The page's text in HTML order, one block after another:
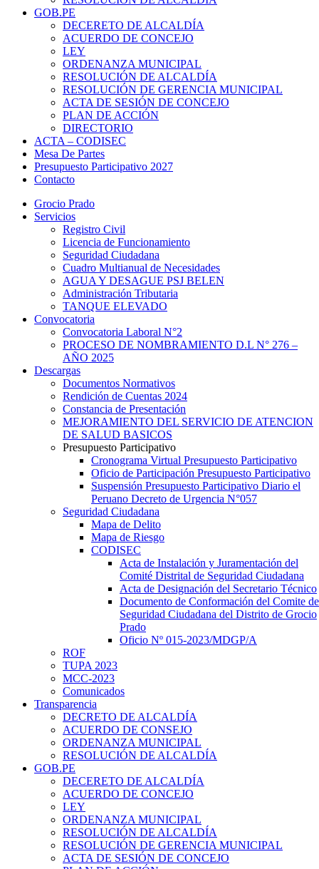
GOB.PE
DECERETO DE ALCALDÍA
ACUERDO DE CONCEJO
LEY
ORDENANZA MUNICIPAL
RESOLUCIÓN DE ALCALDÍA
RESOLUCIÓN DE GERENCIA MUNICIPAL
ACTA DE SESIÓN DE CONCEJO
PLAN DE ACCIÓN
DIRECTORIO
ACTA – CODISEC
Mesa De Partes
Presupuesto Participativo 2027
Contacto
Grocio Prado
Servicios
Registro Civil
Licencia de Funcionamiento
Seguridad Ciudadana
Cuadro Multianual de Necesidades
AGUA Y DESAGUE PSJ BELEN
Administración Tributaria
TANQUE ELEVADO
Convocatoria
Convocatoria Laboral N°2
PROCESO DE NOMBRAMIENTO D.L N° 276 –
AÑO 2025
Descargas
Documentos Normativos
Rendición de Cuentas 2024
Constancia de Presentación
MEJORAMIENTO DEL SERVICIO DE ATENCION
DE SALUD BASICOS
Presupuesto Participativo
Cronograma Virtual Presupuesto Participativo
Oficio de Participación Presupuesto Participativo
Suspensión Presupuesto Participativo Diario el
Peruano Decreto de Urgencia N°057
Seguridad Ciudadana
Mapa de Delito
Mapa de Riesgo
CODISEC
Acta de Instalación y Juramentación del
Comité Distrital de Seguridad Ciudadana
Acta de Designación del Secretario Técnico
Documento de Conformación del Comite de
Seguridad Ciudadana del Distrito de Grocio
Prado
Oficio Nº 015-2023/MDGP/A
ROF
TUPA 2023
MCC-2023
Comunicados
Transparencia
DECRETO DE ALCALDÍA
ACUERDO DE CONSEJO
ORDENANZA MUNICIPAL
RESOLUCIÓN DE ALCALDÍA
GOB.PE
DECERETO DE ALCALDÍA
ACUERDO DE CONCEJO
LEY
ORDENANZA MUNICIPAL
RESOLUCIÓN DE ALCALDÍA
RESOLUCIÓN DE GERENCIA MUNICIPAL
ACTA DE SESIÓN DE CONCEJO